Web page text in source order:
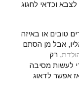
לצבא וכדאי לחגוג
טובים או באיזה
אבל מן הסתם
, רק
לעשות מסיבה
אפשר לדאוג